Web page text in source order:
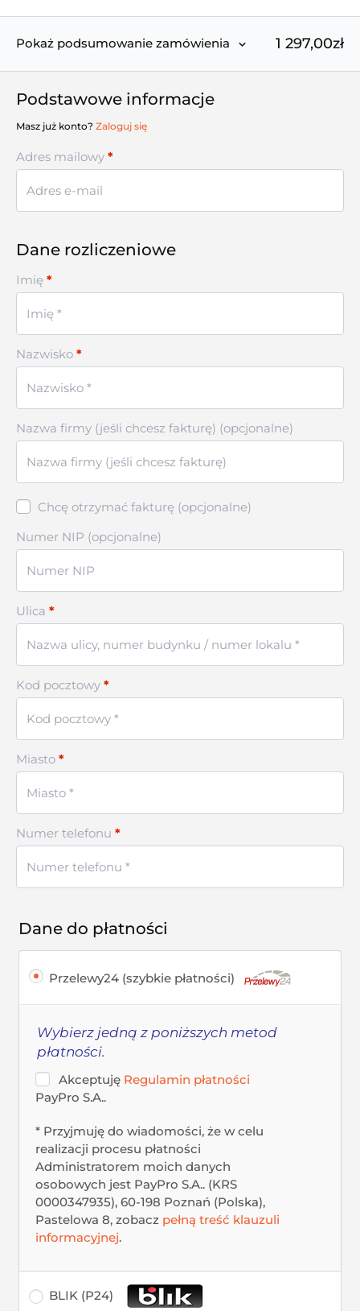
Pokaż podsumowanie zamówienia 1 297,00zł
Podstawowe informacje
Masz już konto? Zaloguj się
Adres mailowy *
Dane rozliczeniowe
Imię *
Nazwisko *
Nazwa firmy (jeśli chcesz fakturę) (opcjonalne)
Chcę otrzymać fakturę (opcjonalne)
Numer NIP (opcjonalne)
Ulica *
Kod pocztowy *
Miasto *
Numer telefonu *
Dane do płatności
Przelewy24 (szybkie płatności)
Wybierz jedną z poniższych metod
płatności.
Akceptuję Regulamin płatności
PayPro S.A..
* Przyjmuję do wiadomości, że w celu
realizacji procesu płatności
Administratorem moich danych
osobowych jest PayPro S.A.. (KRS
0000347935), 60-198 Poznań (Polska),
Pastelowa 8, zobacz pełną treść klauzuli
informacyjnej.
BLIK (P24)